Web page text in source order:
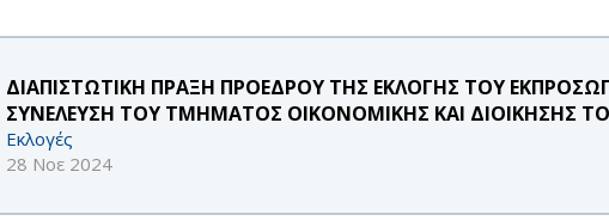
ΔΙΑΠΙΣΤΩΤΙΚΗ ΠΡΑΞΗ ΠΡΟΕΔΡΟΥ ΤΗΣ ΕΚΛΟΓΗΣ ΤΟΥ
ΣΥΝΕΛΕΥΣΗ ΤΟΥ ΤΜΗΜΑΤΟΣ ΟΙΚΟΝΟΜΙΚΗΣ ΚΑΙ ΔΙΟΙΚΗΣΗΣ
Εκλογές
28 Νοε 2024